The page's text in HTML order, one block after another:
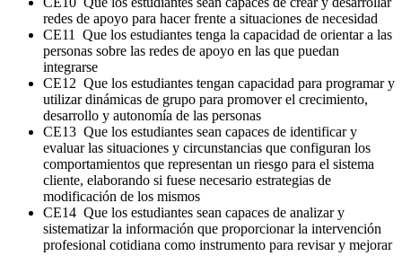
redes de apoyo para hacer frente a situaciones de necesidad
CE11 Que los estudiantes tenga la capacidad de orientar a las
personas sobre las redes de apoyo en las que puedan
integrarse
CE12 Que los estudiantes tengan capacidad para programar y
utilizar dinámicas de grupo para promover el crecimiento,
desarrollo y autonomía de las personas
CE13 Que los estudiantes sean capaces de identificar y
evaluar las situaciones y circunstancias que configuran los
comportamientos que representan un riesgo para el sistema
cliente, elaborando si fuese necesario estrategias de
modificación de los mismos
CE14 Que los estudiantes sean capaces de analizar y
sistematizar la información que proporcionar la intervención
profesional cotidiana como instrumento para revisar y mejorar